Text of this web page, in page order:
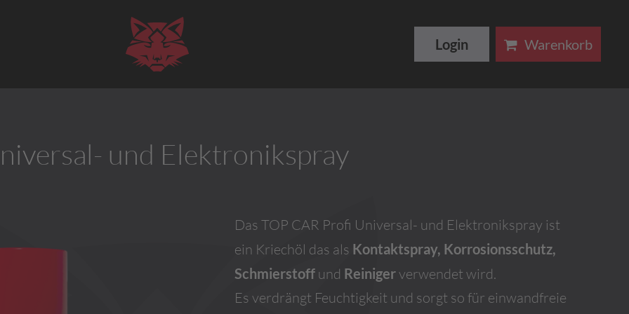
Login Warenkorb
und Elektronikspray
Das TOP CAR Profi Universal- und Elektronikspray ist
ein Kriechöl das als Kontaktspray, Korrosionsschutz,
Schmierstoff und Reinigerverwendet wird.
Es verdrängt Feuchtigkeit und sorgt so für einwandfreie